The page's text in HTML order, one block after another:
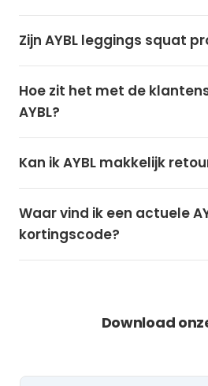
Zijn AYBL leggings squat
Hoe zit het met de
AYBL?
Kan ik AYBL makkelijk
Waar vind ik een actuele
kortingscode?
Download